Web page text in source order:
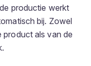
productie werkt
bij. Zowel
product als van de